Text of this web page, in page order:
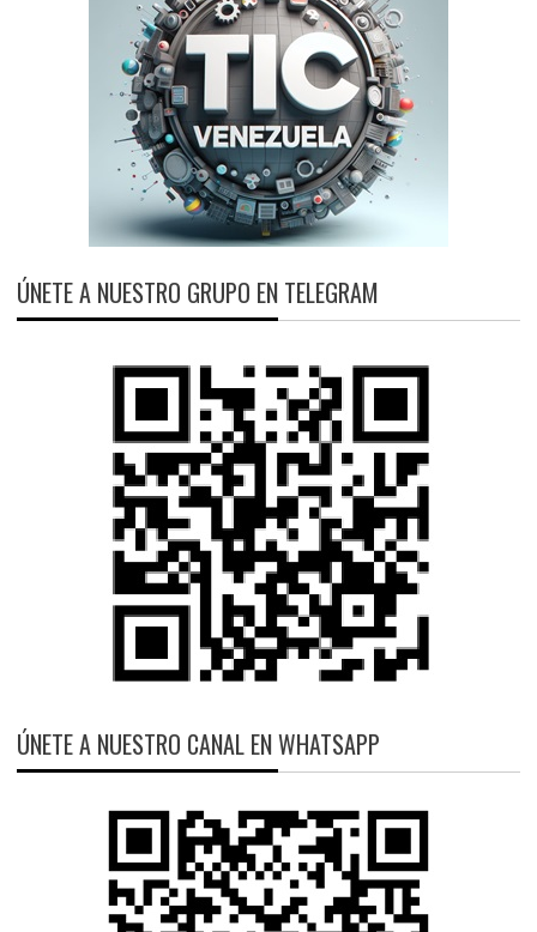
ÚNETE A NUESTRO GRUPO EN TELEGRAM
ÚNETE A NUESTRO CANAL EN WHATSAPP